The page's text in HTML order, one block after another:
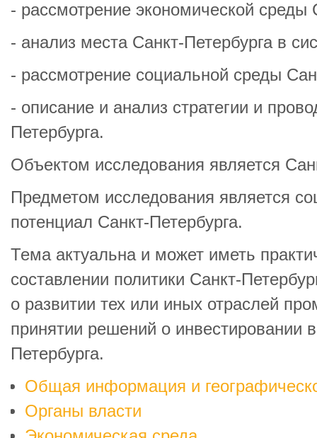
- рассмотрение экономической среды
- анализ места Санкт-Петербурга в
- рассмотрение социальной среды
- описание и анализ стратегии и
Петербурга.
Объектом исследования является
Предметом исследования является
потенциал Санкт-Петербурга.
Тема актуальна и может иметь
составлении политики Санкт-
о развитии тех или иных отраслей
принятии решений о инвестировании
Петербурга.
Общая информация и
Органы власти